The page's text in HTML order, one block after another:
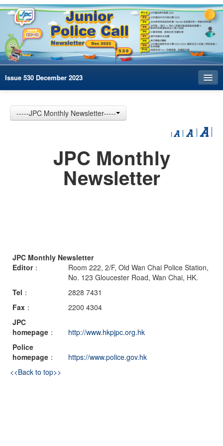
Issue 530 December 2023
Archives
-----JPC Monthly Newsletter-----
JPC Monthly
Newsletter
JPC Monthly Newsletter
Editor：
Room 222, 2/F, Old Wan Chai Police Station,
No. 123 Gloucester Road, Wan Chai, HK.
Tel ：
2828 7431
Fax ：
2200 4304
JPC
homepage ：
http://www.hkpjpc.org.hk
Police
homepage ：
https://www.police.gov.hk
<<Back to top>>